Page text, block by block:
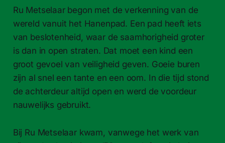
Ru Met­se­laar begon met de verken­ning van de
wereld vanuit het Hanen­pad. Een pad heeft iets
van besloten­heid, waar de saamhorigheid groter
is dan in open straten. Dat moet een kind een
groot gevoel van vei­ligheid geven. Goeie buren
zijn al snel een tante en een oom. In die tijd stond
de ach­ter­deur altijd open en werd de voordeur
nauwelijks gebruikt.
Bij Ru Met­se­laar kwam, van­wege het werk van